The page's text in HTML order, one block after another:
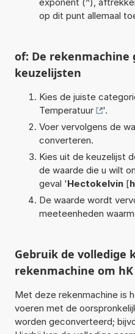
op dit punt allemaal
of: De rekenmachine
keuzelijsten
Kies de juiste
Temperatuur
'.
Voer vervolgens de
converteren.
Kies uit de keuzelijst
de waarde die u wilt
geval 'Hectokelvin[
De waarde wordt
meeteenheden
Gebruik de volledige
rekenmachine om
Met deze rekenmachine is
voeren met de
worden geconverteerd;